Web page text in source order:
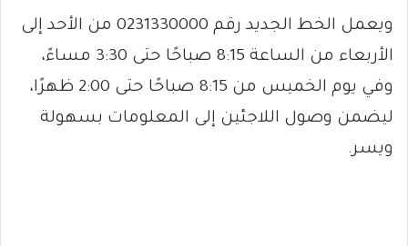
ويعمل الخط الجديد رقم 0231330000 من الأحد إلى
الأربعاء من الساعة 8:15 صباحًا حتى 3:30 مساءً،
وفي يوم الخميس من 8:15 صباحًا حتى 2:00 ظهرًا،
ليضمن وصول اللاجئين إلى المعلومات بسهولة
ويسر.